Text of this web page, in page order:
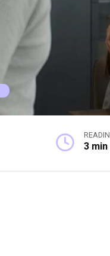
3 min